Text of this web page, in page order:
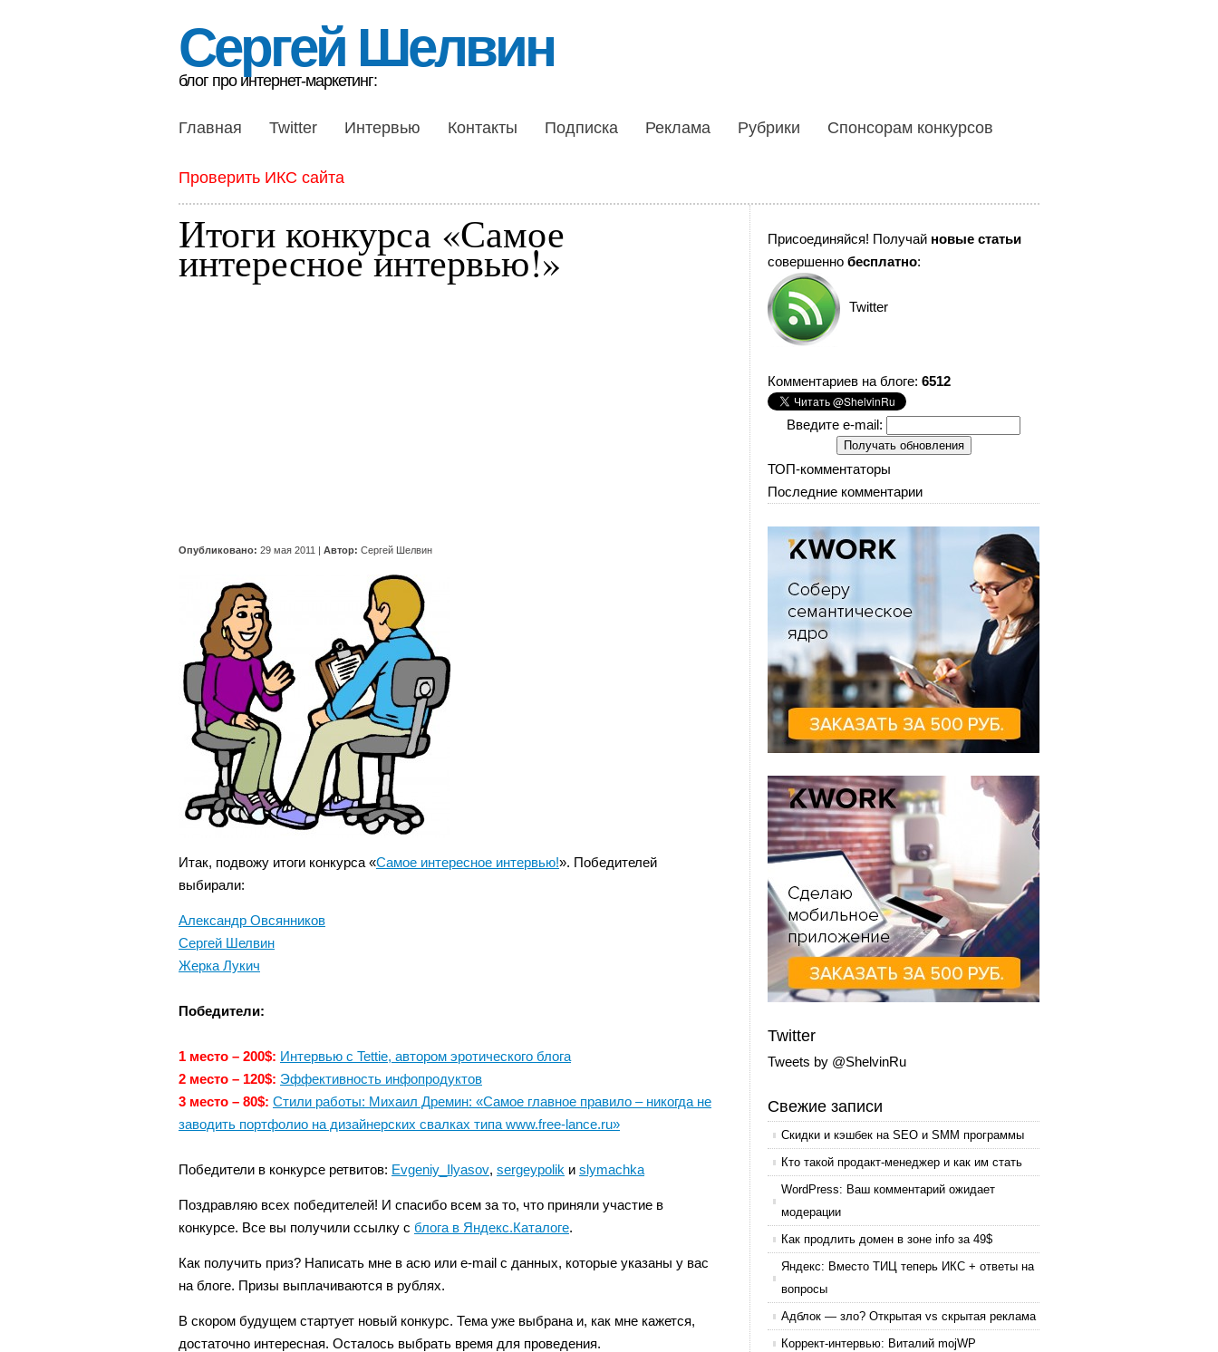
Сергей Шелвин
блог про интернет-маркетинг:
Главная Twitter Интервью Контакты Подписка Реклама Рубрики Спонсорам конкурсов
Проверить ИКС сайта
Итоги конкурса «Самое
интересное интервью!»
Опубликовано: 29 мая 2011 | Автор: Сергей Шелвин
Итак, подвожу итоги конкурса «Самое интересное интервью!». Победителей
выбирали:
Александр Овсянников
Сергей Шелвин
Жерка Лукич
Победители:
1 место – 200$: Интервью с Tettie, автором эротического блога
2 место – 120$: Эффективность инфопродуктов
3 место – 80$: Стили работы: Михаил Дремин: «Самое главное правило – никогда не
заводить портфолио на дизайнерских свалках типа www.free-lance.ru»
Победители в конкурсе ретвитов: Evgeniy_Ilyasov, sergeypolik и slymachka
Поздравляю всех победителей! И спасибо всем за то, что приняли участие в
конкурсе. Все вы получили ссылку с блога в Яндекс.Каталоге.
Как получить приз? Написать мне в асю или e-mail c данных, которые указаны у вас
на блоге. Призы выплачиваются в рублях.
В скором будущем стартует новый конкурс. Тема уже выбрана и, как мне кажется,
достаточно интересная. Осталось выбрать время для проведения.
Присоединяйся! Получай новые статьи
совершенно бесплатно:
Twitter
Комментариев на блоге: 6512
Введите e-mail:
ТОП-комментаторы
Последние комментарии
Twitter
Tweets by @ShelvinRu
Свежие записи
Скидки и кэшбек на SEO и SMM программы
Кто такой продакт-менеджер и как им стать
WordPress: Ваш комментарий ожидает
модерации
Как продлить домен в зоне info за 49$
Яндекс: Вместо ТИЦ теперь ИКС + ответы на
вопросы
Адблок — зло? Открытая vs скрытая реклама
Коррект-интервью: Виталий mojWP